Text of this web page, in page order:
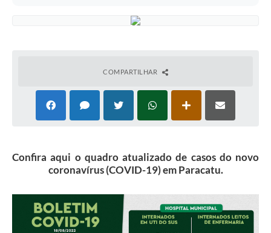
COMPARTILHAR
Confira aqui o quadro atualizado de casos do novo
coronavírus (COVID-19) em Paracatu.